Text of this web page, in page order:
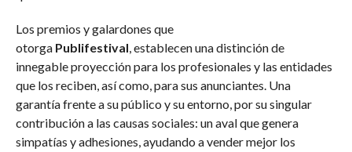
Los premios y galardones que
otorga Publifestival, establecen una distinción de
innegable proyección para los profesionales y las entidades
que los reciben, así como, para sus anunciantes. Una
garantía frente a su público y su entorno, por su singular
contribución a las causas sociales: un aval que genera
simpatías y adhesiones, ayudando a vender mejor los